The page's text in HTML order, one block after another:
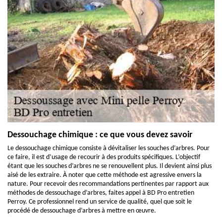
Dessouchage chimique : ce que vous devez savoir
Le dessouchage chimique consiste à dévitaliser les souches d’arbres. Pour
ce faire, il est d’usage de recourir à des produits spécifiques. L’objectif
étant que les souches d’arbres ne se renouvellent plus. Il devient ainsi plus
aisé de les extraire. À noter que cette méthode est agressive envers la
nature. Pour recevoir des recommandations pertinentes par rapport aux
méthodes de dessouchage d’arbres, faites appel à BD Pro entretien
Perroy. Ce professionnel rend un service de qualité, quel que soit le
procédé de dessouchage d’arbres à mettre en œuvre.